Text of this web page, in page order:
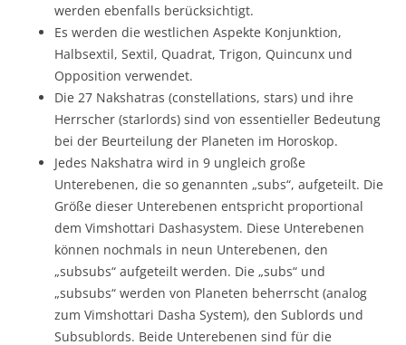
werden ebenfalls berücksichtigt.
Es werden die westlichen Aspekte Konjunktion,
Halbsextil, Sextil, Quadrat, Trigon, Quincunx und
Opposition verwendet.
Die 27 Nakshatras (constellations, stars) und ihre
Herrscher (starlords) sind von essentieller Bedeutung
bei der Beurteilung der Planeten im Horoskop.
Jedes Nakshatra wird in 9 ungleich große
Unterebenen, die so genannten „subs“, aufgeteilt. Die
Größe dieser Unterebenen entspricht proportional
dem Vimshottari Dashasystem. Diese Unterebenen
können nochmals in neun Unterebenen, den
„subsubs“ aufgeteilt werden. Die „subs“ und
„subsubs“ werden von Planeten beherrscht (analog
zum Vimshottari Dasha System), den Sublords und
Subsublords. Beide Unterebenen sind für die